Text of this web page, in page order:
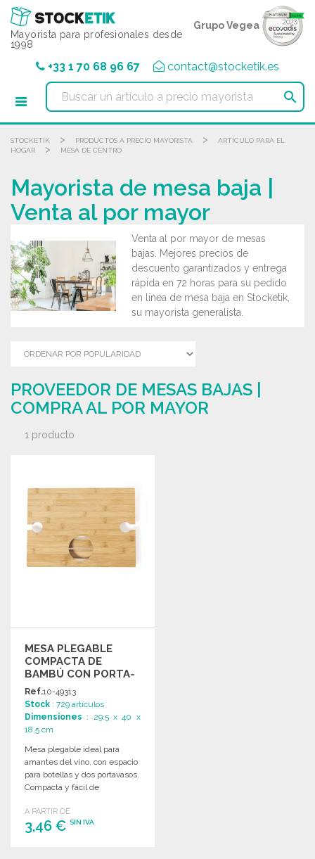
Mayorista para profesionales desde
1998
Grupo Vegea
+33 1 70 68 96 67 contact@stocketik.es

STOCKETIK > PRODUCTOS A PRECIO MAYORISTA >
ARTÍCULO PARA EL
HOGAR
> MESA DE CENTRO
Mayorista de mesa baja |
Venta al por mayor
Venta al por mayor de mesas
bajas. Mejores precios de
descuento garantizados y entrega
rápida en 72 horas para su pedido
en línea de mesa baja en Stocketik,
su mayorista generalista.
PROVEEDOR DE MESAS BAJAS |
COMPRA AL POR MAYOR
1 producto
MESA PLEGABLE
COMPACTA DE
BAMBÚ CON PORTA-
BOTELLAS
Ref.10-49313
Stock : 729 artículos
Dimensiones : 29.5 x 40 x
18.5 cm
Mesa plegable ideal para
amantes del vino, con espacio
para botellas y dos portavasos.
Compacta y fácil de
A PARTIR DE
3,46 € SIN IVA
Panel de gestión de cookies